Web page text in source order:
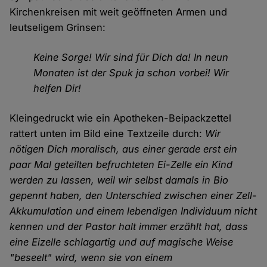
Kirchenkreisen mit weit geöffneten Armen und
leutseligem Grinsen:
Keine Sorge! Wir sind für Dich da! In neun
Monaten ist der Spuk ja schon vorbei! Wir
helfen Dir!
Kleingedruckt wie ein Apotheken-Beipackzettel
rattert unten im Bild eine Textzeile durch: Wir
nötigen Dich moralisch, aus einer gerade erst ein
paar Mal geteilten befruchteten Ei-Zelle ein Kind
werden zu lassen, weil wir selbst damals in Bio
gepennt haben, den Unterschied zwischen einer Zell-
Akkumulation und einem lebendigen Individuum nicht
kennen und der Pastor halt immer erzählt hat, dass
eine Eizelle schlagartig und auf magische Weise
"beseelt" wird, wenn sie von einem